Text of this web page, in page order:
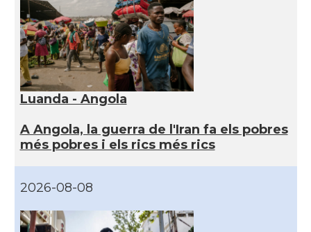
Luanda - Angola
A Angola, la guerra de l'Iran fa els pobres
més pobres i els rics més rics
2026-08-08